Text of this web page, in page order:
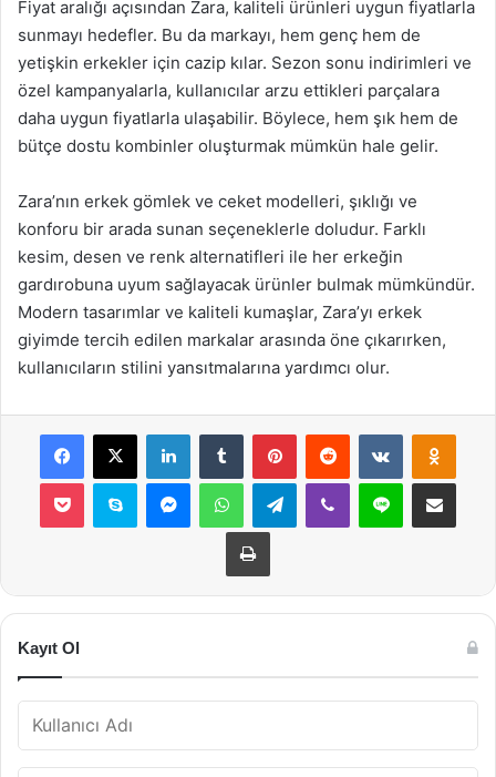
Fiyat aralığı açısından Zara, kaliteli ürünleri uygun fiyatlarla
sunmayı hedefler. Bu da markayı, hem genç hem de
yetişkin erkekler için cazip kılar. Sezon sonu indirimleri ve
özel kampanyalarla, kullanıcılar arzu ettikleri parçalara
daha uygun fiyatlarla ulaşabilir. Böylece, hem şık hem de
bütçe dostu kombinler oluşturmak mümkün hale gelir.
Zara’nın erkek gömlek ve ceket modelleri, şıklığı ve
konforu bir arada sunan seçeneklerle doludur. Farklı
kesim, desen ve renk alternatifleri ile her erkeğin
gardırobuna uyum sağlayacak ürünler bulmak mümkündür.
Modern tasarımlar ve kaliteli kumaşlar, Zara’yı erkek
giyimde tercih edilen markalar arasında öne çıkarırken,
kullanıcıların stilini yansıtmalarına yardımcı olur.
Facebook
X LinkedInTumblr PinterestReddit VKontakte
Pocket Skype MessengerWhatsAppTelegramViber Line E-Posta ile
Yazdır
Kayıt Ol